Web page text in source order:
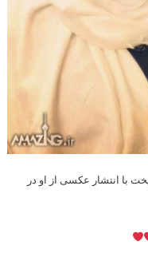
با انتشار عکسی از او در